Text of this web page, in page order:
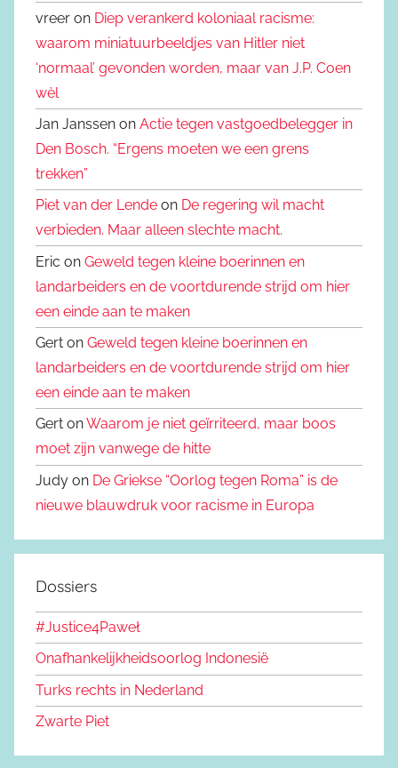
vreer on Diep verankerd koloniaal racisme:
waarom miniatuurbeeldjes van Hitler niet
‘normaal’ gevonden worden, maar van J.P. Coen
wèl
Jan Janssen on Actie tegen vastgoedbelegger in
Den Bosch. “Ergens moeten we een grens
trekken”
Piet van der Lende on De regering wil macht
verbieden. Maar alleen slechte macht.
Eric on Geweld tegen kleine boerinnen en
landarbeiders en de voortdurende strijd om hier
een einde aan te maken
Gert on Geweld tegen kleine boerinnen en
landarbeiders en de voortdurende strijd om hier
een einde aan te maken
Gert onWaarom je niet geïrriteerd, maar boos
moet zijn vanwege de hitte
Judy on De Griekse “Oorlog tegen Roma” is de
nieuwe blauwdruk voor racisme in Europa
Dossiers
#Justice4Paweł
Onafhankelijkheidsoorlog Indonesië
Turks rechts in Nederland
Zwarte Piet